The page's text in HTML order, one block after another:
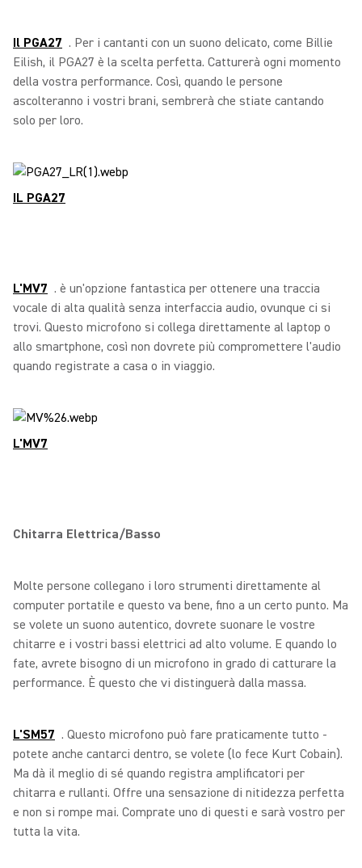
Il PGA27 . Per i cantanti con un suono delicato, come Billie
Eilish, il PGA27 è la scelta perfetta. Catturerà ogni momento
della vostra performance. Così, quando le persone
ascolteranno i vostri brani, sembrerà che stiate cantando
solo per loro.
IL PGA27
L'MV7 . è un'opzione fantastica per ottenere una traccia
vocale di alta qualità senza interfaccia audio, ovunque ci si
trovi. Questo microfono si collega direttamente al laptop o
allo smartphone, così non dovrete più compromettere l'audio
quando registrate a casa o in viaggio.
L'MV7
Chitarra Elettrica/Basso
Molte persone collegano i loro strumenti direttamente al
computer portatile e questo va bene, fino a un certo punto. Ma
se volete un suono autentico, dovrete suonare le vostre
chitarre e i vostri bassi elettrici ad alto volume. E quando lo
fate, avrete bisogno di un microfono in grado di catturare la
performance. È questo che vi distinguerà dalla massa.
L'SM57 . Questo microfono può fare praticamente tutto -
potete anche cantarci dentro, se volete (lo fece Kurt Cobain).
Ma dà il meglio di sé quando registra amplificatori per
chitarra e rullanti. Offre una sensazione di nitidezza perfetta
e non si rompe mai. Comprate uno di questi e sarà vostro per
tutta la vita.